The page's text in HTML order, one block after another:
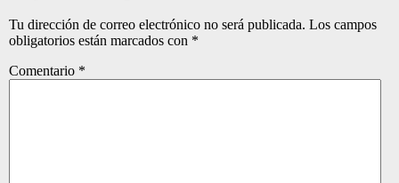
Tu dirección de correo electrónico no será publicada. Los campos
obligatorios están marcados con *
Comentario *